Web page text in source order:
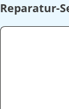
Reparatur-